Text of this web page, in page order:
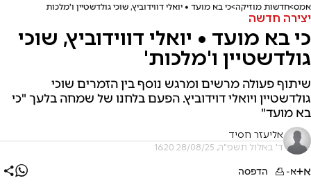
אמס חדשות מוזיקה כי בא מועד • יואלי דווידוביץ, שוכי גולדשטיין ו'מלכות'
יצירה חדשה
כי בא מועד • יואלי דווידוביץ, שוכי
גולדשטיין ו'מלכות'
שיתוף פעולה מרשים ומרגש נוסף בין הזמרים שוכי
גולדשטיין ויואלי דוידוביץ. הפעם בלחנו של שמחה בלעך "כי
בא מועד"
אליעזר חסיד
ד' באלול תשפ"ה, 28/08/25 16:20
א+א- הדפסה